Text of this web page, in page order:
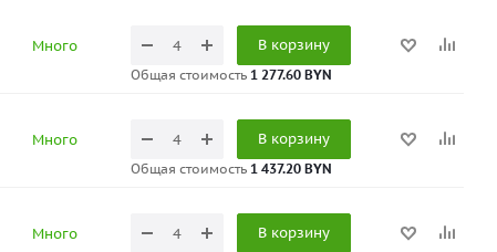
Много В корзину
Общая стоимость 1 277.60 BYN
Много В корзину
Общая стоимость 1 437.20 BYN
Много В корзину